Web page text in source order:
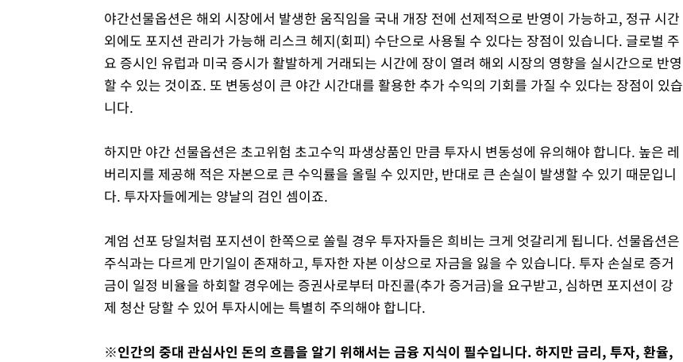
야간선물옵션은 해외 시장에서 발생한 움직임을 국내 개장 전에 선제적으로 반영이 가능하고, 정규 시간
외에도 포지션 관리가 가능해 리스크 헤지(회피) 수단으로 사용될 수 있다는 장점이 있습니다. 글로벌 주
요 증시인 유럽과 미국 증시가 활발하게 거래되는 시간에 장이 열려 해외 시장의 영향을 실시간으로 반영
할 수 있는 것이죠. 또 변동성이 큰 야간 시간대를 활용한 추가 수익의 기회를 가질 수 있다는 장점이 있습
니다.
하지만 야간 선물옵션은 초고위험 초고수익 파생상품인 만큼 투자시 변동성에 유의해야 합니다. 높은 레
버리지를 제공해 적은 자본으로 큰 수익률을 올릴 수 있지만, 반대로 큰 손실이 발생할 수 있기 때문입니
다. 투자자들에게는 양날의 검인 셈이죠.
계엄 선포 당일처럼 포지션이 한쪽으로 쏠릴 경우 투자자들은 희비는 크게 엇갈리게 됩니다. 선물옵션은
주식과는 다르게 만기일이 존재하고, 투자한 자본 이상으로 자금을 잃을 수 있습니다. 투자 손실로 증거
금이 일정 비율을 하회할 경우에는 증권사로부터 마진콜(추가 증거금)을 요구받고, 심하면 포지션이 강
제 청산 당할 수 있어 투자시에는 특별히 주의해야 합니다.
※인간의 중대 관심사인 돈의 흐름을 알기 위해서는 금융 지식이 필수입니다. 하지만 금리, 투자, 환율,